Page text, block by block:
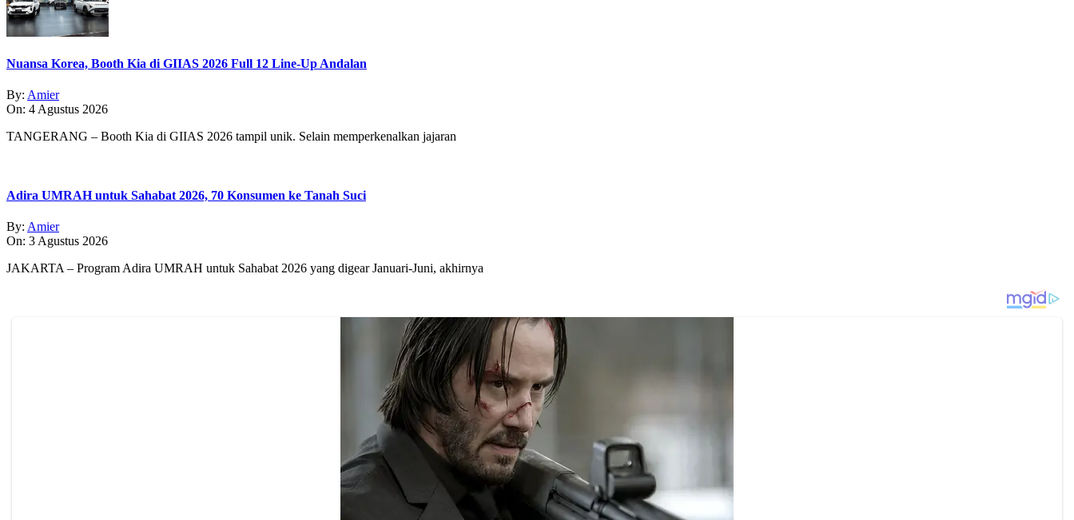
Nuansa Korea, Booth Kia di GIIAS 2026 Full 12 Line-Up Andalan
By: Amier
On: 4 Agustus 2026
TANGERANG – Booth Kia di GIIAS 2026 tampil unik. Selain memperkenalkan jajaran
Adira UMRAH untuk Sahabat 2026, 70 Konsumen ke Tanah Suci
By: Amier
On: 3 Agustus 2026
JAKARTA – Program Adira UMRAH untuk Sahabat 2026 yang digear Januari-Juni, akhirnya